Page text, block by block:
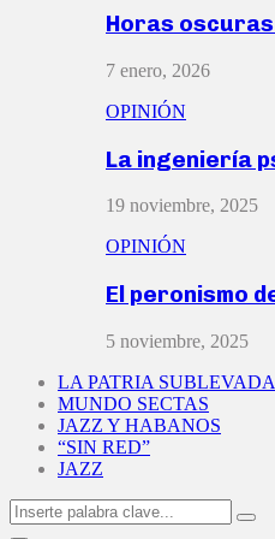
Horas
7 enero, 2026
OPINIÓN
La ingeniería
19 noviembre, 2025
OPINIÓN
El peronismo
5 noviembre, 2025
LA PATRIA SUBLEVADA
MUNDO SECTAS
JAZZ Y HABANOS
“SIN RED”
JAZZ
Search
for: